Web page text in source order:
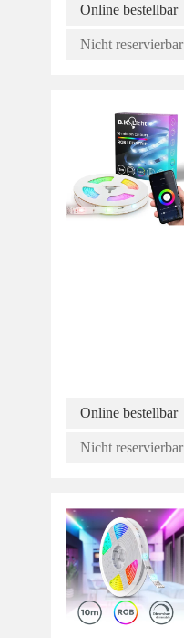
Online bestellbar
Nicht reservierbar
Online bestellbar
Nicht reservierbar